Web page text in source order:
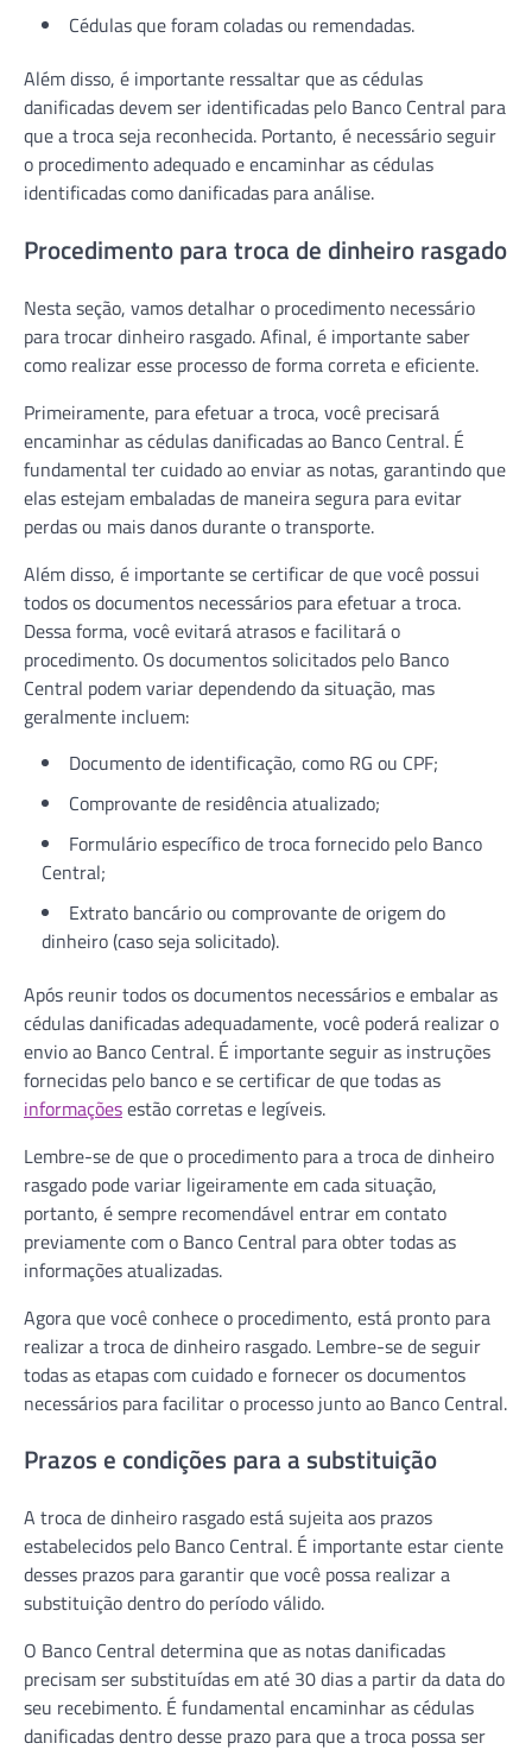
Cédulas que foram coladas ou remendadas.
Além disso, é importante ressaltar que as cédulas
danificadas devem ser identificadas pelo Banco Central para
que a troca seja reconhecida. Portanto, é necessário seguir
o procedimento adequado e encaminhar as cédulas
identificadas como danificadas para análise.
Procedimento para troca de dinheiro rasgado
Nesta seção, vamos detalhar o procedimento necessário
para trocar dinheiro rasgado. Afinal, é importante saber
como realizar esse processo de forma correta e eficiente.
Primeiramente, para efetuar a troca, você precisará
encaminhar as cédulas danificadas ao Banco Central. É
fundamental ter cuidado ao enviar as notas, garantindo que
elas estejam embaladas de maneira segura para evitar
perdas ou mais danos durante o transporte.
Além disso, é importante se certificar de que você possui
todos os documentos necessários para efetuar a troca.
Dessa forma, você evitará atrasos e facilitará o
procedimento. Os documentos solicitados pelo Banco
Central podem variar dependendo da situação, mas
geralmente incluem:
Documento de identificação, como RG ou CPF;
Comprovante de residência atualizado;
Formulário específico de troca fornecido pelo Banco
Central;
Extrato bancário ou comprovante de origem do
dinheiro (caso seja solicitado).
Após reunir todos os documentos necessários e embalar as
cédulas danificadas adequadamente, você poderá realizar o
envio ao Banco Central. É importante seguir as instruções
fornecidas pelo banco e se certificar de que todas as
informaçõesestão corretas e legíveis.
Lembre-se de que o procedimento para a troca de dinheiro
rasgado pode variar ligeiramente em cada situação,
portanto, é sempre recomendável entrar em contato
previamente com o Banco Central para obter todas as
informações atualizadas.
Agora que você conhece o procedimento, está pronto para
realizar a troca de dinheiro rasgado. Lembre-se de seguir
todas as etapas com cuidado e fornecer os documentos
necessários para facilitar o processo junto ao Banco Central.
Prazos e condições para a substituição
A troca de dinheiro rasgado está sujeita aos prazos
estabelecidos pelo Banco Central. É importante estar ciente
desses prazos para garantir que você possa realizar a
substituição dentro do período válido.
O Banco Central determina que as notas danificadas
precisam ser substituídas em até 30 dias a partir da data do
seu recebimento. É fundamental encaminhar as cédulas
danificadas dentro desse prazo para que a troca possa ser